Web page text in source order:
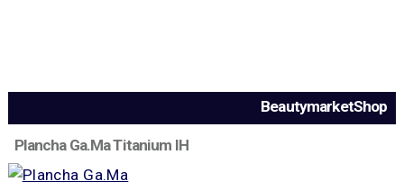
BeautymarketShop
Plancha Ga.Ma Titanium IH